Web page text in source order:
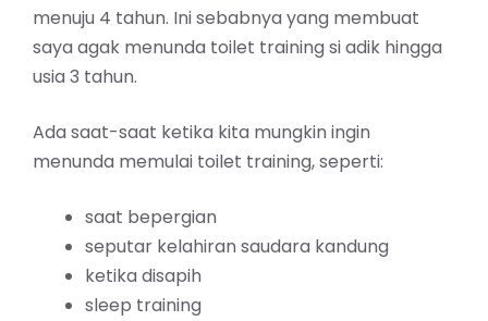
menuju 4 tahun. Ini sebabnya yang membuat
saya agak menunda toilet training si adik hingga
usia 3 tahun.
Ada saat-saat ketika kita mungkin ingin
menunda memulai toilet training, seperti:
saat bepergian
seputar kelahiran saudara kandung
ketika disapih
sleep training